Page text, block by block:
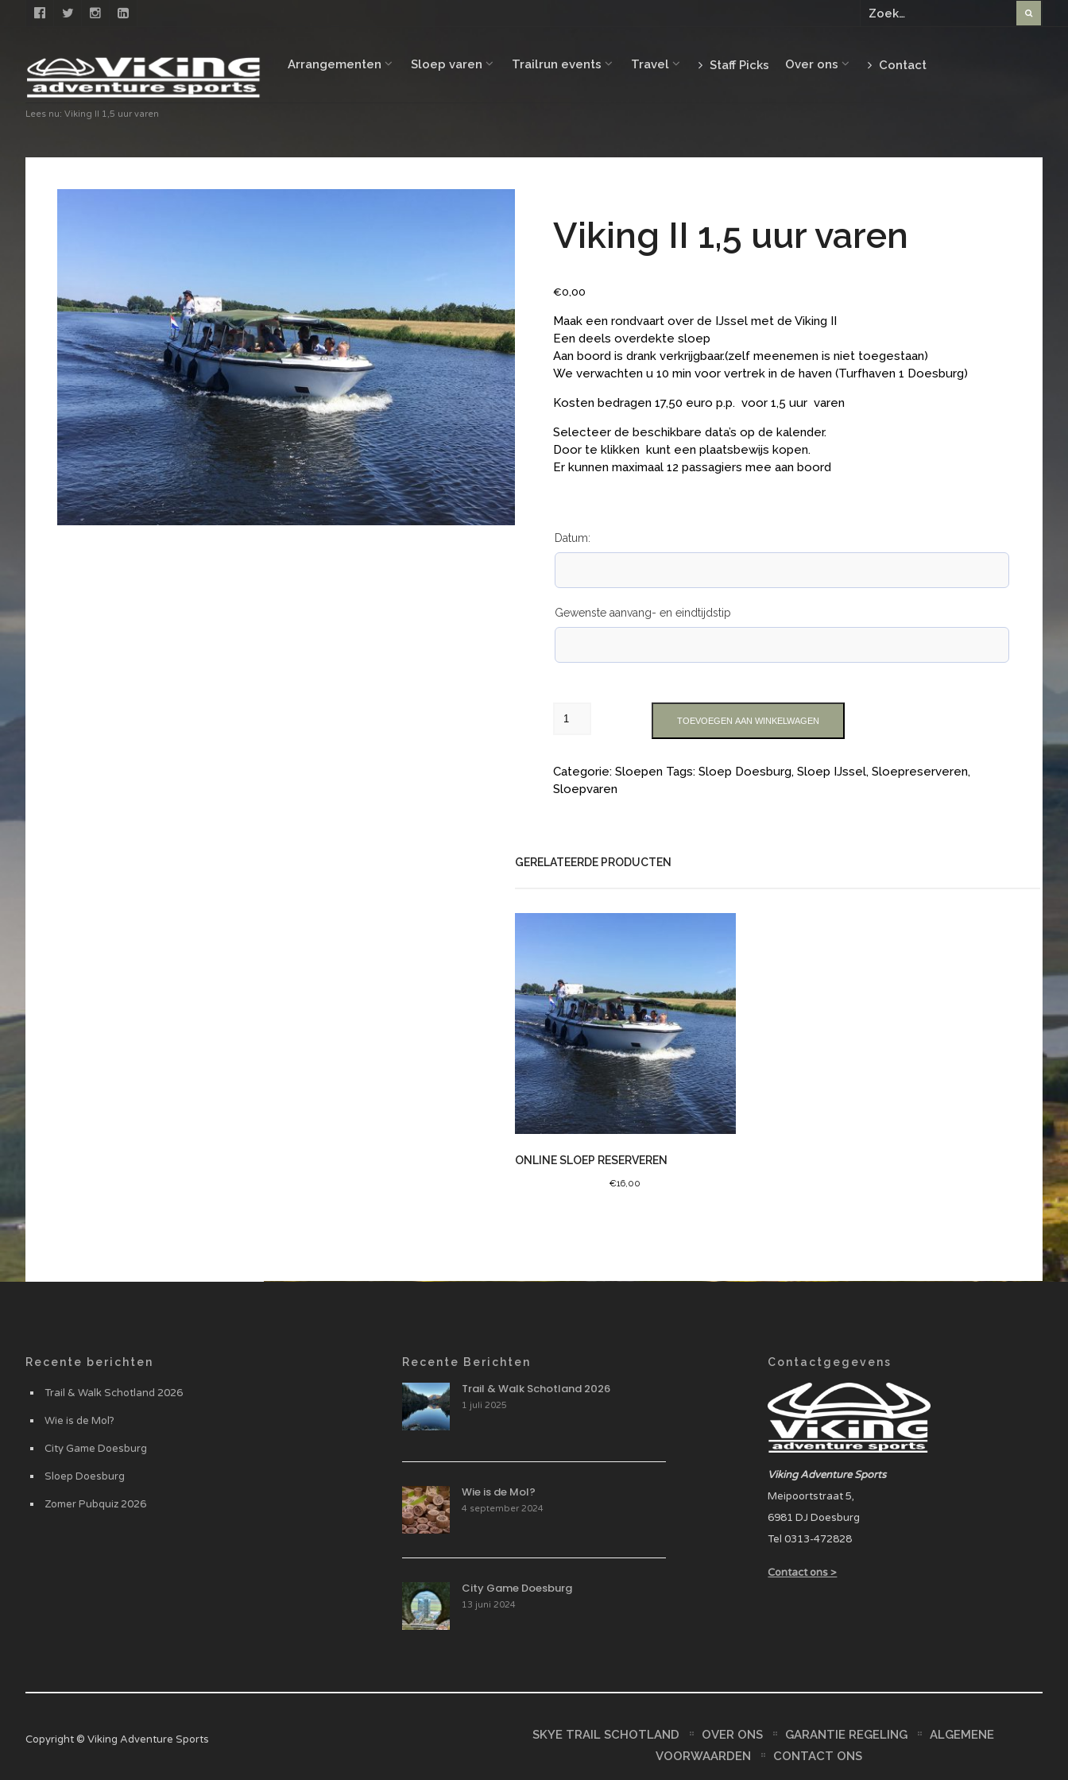
Arrangementen Sloep varen Trailrun events Travel Staff Picks Over ons Contact
Lees nu: Viking II 1,5 uur varen
Viking II 1,5 uur varen
€0,00
Maak een rondvaart over de IJssel met de Viking II
Een deels overdekte sloep
Aan boord is drank verkrijgbaar.(zelf meenemen is niet toegestaan)
We verwachten u 10 min voor vertrek in de haven (Turfhaven 1 Doesburg)
Kosten bedragen 17,50 euro p.p. voor 1,5 uur varen
Selecteer de beschikbare data’s op de kalender.
Door te klikken kunt een plaatsbewijs kopen.
Er kunnen maximaal 12 passagiers mee aan boord
Datum:
Gewenste aanvang- en eindtijdstip
TOEVOEGEN AAN WINKELWAGEN
Categorie: Sloepen Tags: Sloep Doesburg, Sloep IJssel, Sloepreserveren,
Sloepvaren
GERELATEERDE PRODUCTEN
ONLINE SLOEP RESERVEREN
€16,00
Recente berichten
Trail & Walk Schotland 2026
Wie is de Mol?
City Game Doesburg
Sloep Doesburg
Zomer Pubquiz 2026
Recente Berichten
Trail & Walk Schotland 2026
1 juli 2025
Wie is de Mol?
4 september 2024
City Game Doesburg
13 juni 2024
Contactgegevens
Viking Adventure Sports
Meipoortstraat 5,
6981 DJ Doesburg
Tel 0313-472828
Contact ons >
Copyright © Viking Adventure Sports SKYE TRAIL SCHOTLAND OVER ONS GARANTIE REGELING
ALGEMENE
VOORWAARDEN
CONTACT ONS